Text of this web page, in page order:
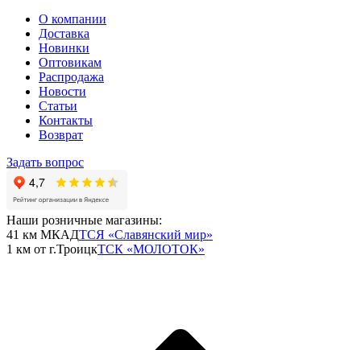
О компании
Доставка
Новинки
Оптовикам
Распродажа
Новости
Статьи
Контакты
Возврат
Задать вопрос
Наши розничные магазины:
41 км МКАДТСЯ «Славянский мир»
1 км от г.ТроицкТСК «МОЛОТОК»